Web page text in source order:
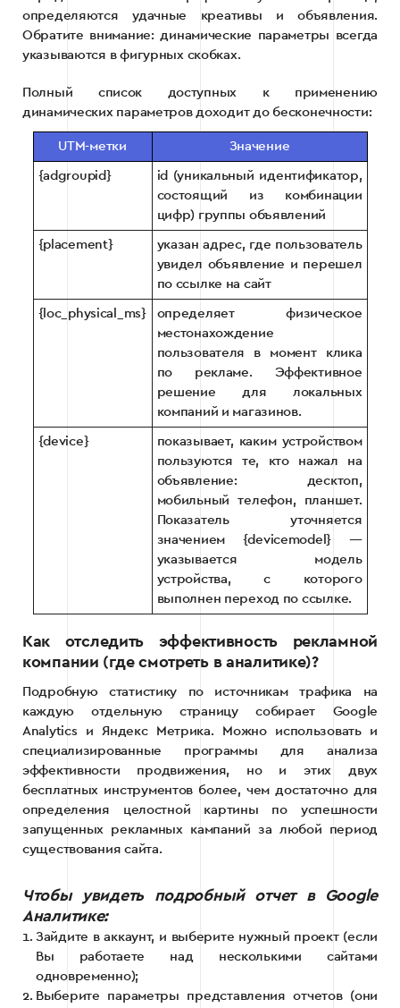
определяются удачные креативы и объявления.
Обратите внимание: динамические параметры всегда
указываются в фигурных скобках.
Полный список доступных к применению
динамических параметров доходит до бесконечности:
UTM-метки Значение
{adgroupid}
id (уникальный идентификатор,
состоящий из комбинации
цифр) группы объявлений
{placement}
указан адрес, где пользователь
увидел объявление и перешел
по ссылке на сайт
{loc_physical_ms}
определяет физическое
местонахождение
пользователя в момент клика
по рекламе. Эффективное
решение для локальных
компаний и магазинов.
{device}
показывает, каким устройством
пользуются те, кто нажал на
объявление: десктоп,
мобильный телефон, планшет.
Показатель уточняется
значением {devicemodel} —
указывается модель
устройства, с которого
выполнен переход по ссылке.
Как отследить эффективность рекламной
компании (где смотреть в аналитике)?
Подробную статистику по источникам трафика на
каждую отдельную страницу собирает Google
Analytics и Яндекс Метрика. Можно использовать и
специализированные программы для анализа
эффективности продвижения, но и этих двух
бесплатных инструментов более, чем достаточно для
определения целостной картины по успешности
запущенных рекламных кампаний за любой период
существования сайта.
Чтобы увидеть подробный отчет в Google
Аналитике:
Зайдите в аккаунт, и выберите нужный проект (если
Вы работаете над несколькими сайтами
одновременно);
Выберите параметры представления отчетов (они